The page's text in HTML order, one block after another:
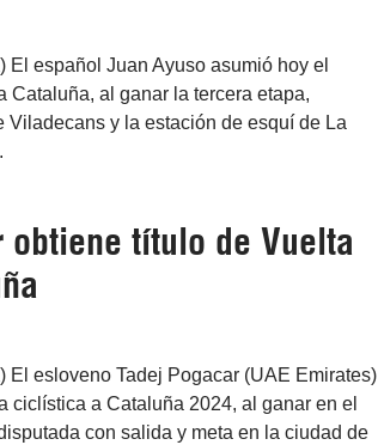
El español Juan Ayuso asumió hoy el
Cataluña, al ganar la tercera etapa,
y la estación de esquí de La
obtiene título de Vuelta
El esloveno Tadej Pogacar (UAE Emirates)
ciclística a Cataluña 2024, al ganar en el
con salida y meta en la ciudad de